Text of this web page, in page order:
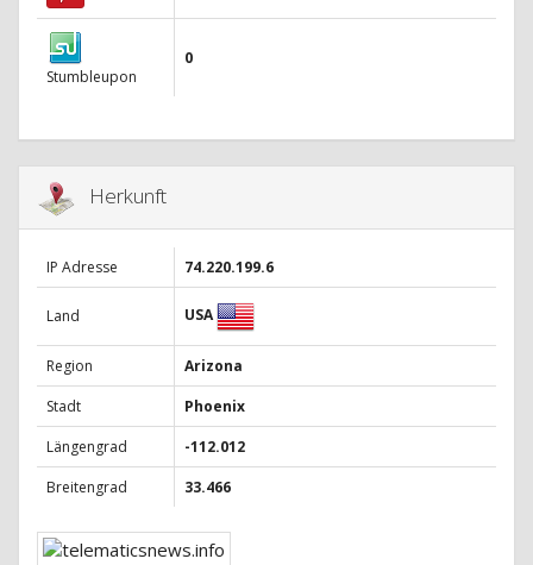
Stumbleupon
0
Herkunft
IP Adresse 74.220.199.6
Land USA
Region
Arizona
Stadt
Phoenix
Längengrad
-112.012
Breitengrad
33.466